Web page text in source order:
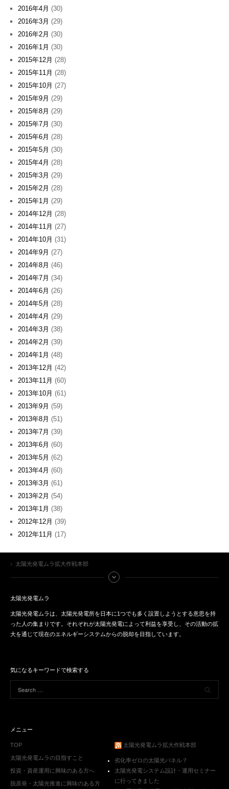
2016年4月 (30)
2016年3月 (29)
2016年2月 (30)
2016年1月 (30)
2015年12月 (28)
2015年11月 (28)
2015年10月 (27)
2015年9月 (29)
2015年8月 (29)
2015年7月 (30)
2015年6月 (28)
2015年5月 (30)
2015年4月 (28)
2015年3月 (29)
2015年2月 (28)
2015年1月 (29)
2014年12月 (28)
2014年11月 (27)
2014年10月 (31)
2014年9月 (27)
2014年8月 (46)
2014年7月 (34)
2014年6月 (26)
2014年5月 (28)
2014年4月 (29)
2014年3月 (38)
2014年2月 (39)
2014年1月 (48)
2013年12月 (42)
2013年11月 (60)
2013年10月 (61)
2013年9月 (59)
2013年8月 (51)
2013年7月 (39)
2013年6月 (60)
2013年5月 (62)
2013年4月 (60)
2013年3月 (61)
2013年2月 (54)
2013年1月 (38)
2012年12月 (39)
2012年11月 (17)
太陽光発電ムラ拡大作戦本部
太陽光発電ムラ
太陽光発電ムラは、太陽光発電所を日本に1つでも多く設置しようとする意思を持
った人の集まりです。それぞれが太陽光発電によって利益を享受し、その活動の拡
大を通じて現在のエネルギーシステムからの脱却を目指しています。
気になるキーワードで検索する
メニュー
TOP
太陽光発電ムラの目指すこと
投資・資産運用に興味のある方へ
脱原発・太陽光推進に興味のある方
太陽光発電ムラ拡大作戦本部
劣化率ゼロの太陽光パネル？
太陽光発電システム設計・運用セミナー
に行ってきました